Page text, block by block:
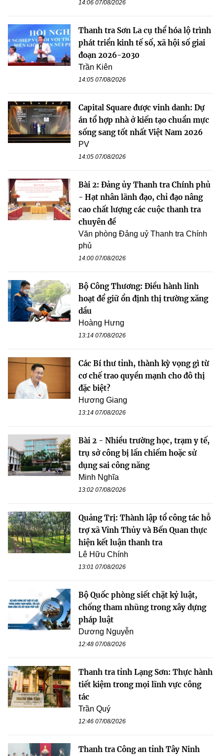
14:06 07/08/2026
Thanh tra Sơn La cụ thể hóa lộ trình
phát triển kinh tế số, xã hội số giai
đoạn 2026-2030
Trần Kiên
14:05 07/08/2026
Capital Square được vinh danh: Dự
án tổ hợp nhà ở kiến tạo chuẩn mực
sống sang tốt nhất Việt Nam 2026
PV
14:05 07/08/2026
Bài 2: Đảng ủy Thanh tra Chính phủ
- Hạt nhân lãnh đạo, chỉ đạo nâng
cao chất lượng các cuộc thanh tra
chuyên đề
Văn phòng Đảng uỷ Thanh tra Chính
phủ
14:00 07/08/2026
Bộ Công Thương: Điều hành linh
hoạt để giữ ổn định thị trường xăng
dầu
Hoàng Hưng
13:14 07/08/2026
Các Bí thư tỉnh, thành kỳ vọng gì từ
cơ chế trao quyền mạnh cho đô thị
đặc biệt?
Hương Giang
13:14 07/08/2026
Bài 2 - Nhiều trường học, trạm y tế,
trụ sở công bị lấn chiếm hoặc sử
dụng sai công năng
Minh Nghĩa
13:02 07/08/2026
Quảng Trị: Thành lập tổ công tác hỗ
trợ xã Vĩnh Thủy và Bến Quan thực
hiện kết luận thanh tra
Lê Hữu Chính
13:01 07/08/2026
Bộ Quốc phòng siết chặt kỷ luật,
chống tham nhũng trong xây dựng
pháp luật
Dương Nguyễn
12:48 07/08/2026
Thanh tra tỉnh Lạng Sơn: Thực hành
tiết kiệm trong mọi lĩnh vực công
tác
Trần Quý
12:46 07/08/2026
Thanh tra Công an tỉnh Tây Ninh